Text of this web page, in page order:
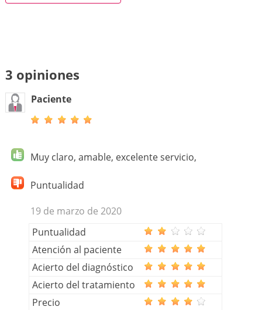
3 opiniones
Paciente
Muy claro, amable, excelente servicio,
Puntualidad
19 de marzo de 2020
Puntualidad
Atención al paciente
Acierto del diagnóstico
Acierto del tratamiento
Precio